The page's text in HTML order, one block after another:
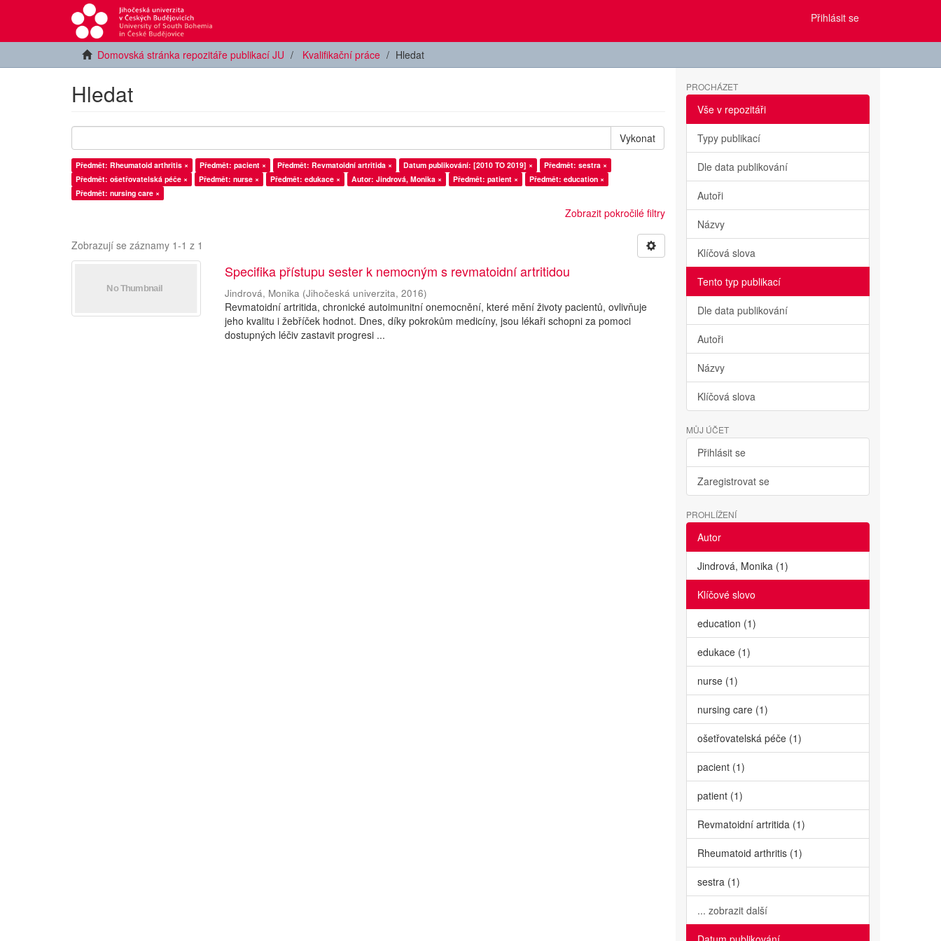
Přihlásit se
Domovská stránka repozitáře publikací JU Kvalifikační práce Hledat
Hledat
Vykonat
Předmět: Rheumatoid arthritis × Předmět: pacient × Předmět: Revmatoidní artritida × Datum publikování: [2010 TO 2019] ×
Předmět: sestra ×
Předmět: ošetřovatelská péče ×
Předmět: nurse × Předmět: edukace × Autor: Jindrová, Monika × Předmět: patient ×
Předmět: education ×
Předmět: nursing care ×
Zobrazit pokročilé filtry
Zobrazují se záznamy 1-1 z 1
Specifika přístupu sester k nemocným s revmatoidní artritidou
Jindrová, Monika (Jihočeská univerzita,2016)
Revmatoidní artritida, chronické autoimunitní onemocnění, které mění životy pacientů, ovlivňuje
jeho kvalitu i žebříček hodnot. Dnes, díky pokrokům medicíny, jsou lékaři schopni za pomoci
dostupných léčiv zastavit progresi ...
PROCHÁZET
Vše v repozitáři
Typy publikací
Dle data publikování
Autoři
Názvy
Klíčová slova
Tento typ publikací
Dle data publikování
Autoři
Názvy
Klíčová slova
MŮJ ÚČET
Přihlásit se
Zaregistrovat se
PROHLÍŽENÍ
Autor
Jindrová, Monika (1)
Klíčové slovo
education (1)
edukace (1)
nurse (1)
nursing care (1)
ošetřovatelská péče (1)
pacient (1)
patient (1)
Revmatoidní artritida (1)
Rheumatoid arthritis (1)
sestra (1)
... zobrazit další